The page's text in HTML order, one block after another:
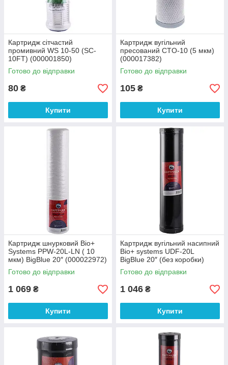
Картридж сітчастий
промивний WS 10-50 (SC-
10FT) (000001850)
Готово до відправки
80 ₴
Купити
Картридж вугільний
пресований CTO-10 (5 мкм)
(000017382)
Готово до відправки
105 ₴
Купити
Картридж шнурковий Bio+
Systems PPW-20L-LN ( 10
мкм) BigBlue 20″ (000022972)
Готово до відправки
1 069 ₴
Купити
Картридж вугільний насипний
Bio+ systems UDF-20L
BigBlue 20″ (без коробки)
(000011875)
Готово до відправки
1 046 ₴
Купити